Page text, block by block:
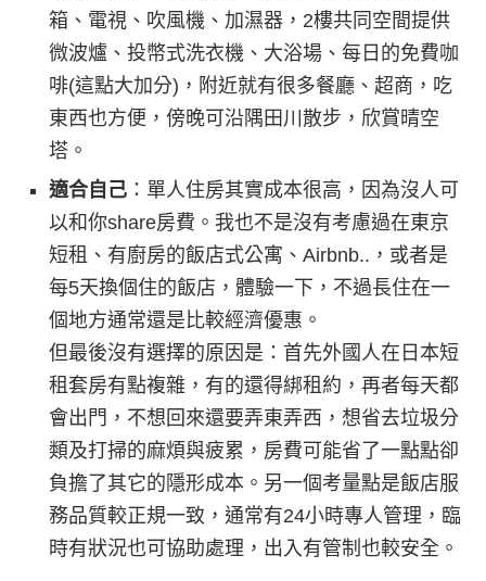
箱、電視、吹風機、加濕器，2樓共同空間提供
微波爐、投幣式洗衣機、大浴場、每日的免費咖
啡(這點大加分)，附近就有很多餐廳、超商，吃
東西也方便，傍晚可沿隅田川散步，欣賞晴空
塔。
適合自己 ：單人住房其實成本很高，因為沒人可
以和你share房費。我也不是沒有考慮過在東京
短租、有廚房的飯店式公寓、Airbnb..，或者是
每5天換個住的飯店，體驗一下，不過長住在一
個地方通常還是比較經濟優惠。
但最後沒有選擇的原因是：首先外國人在日本短
租套房有點複雜，有的還得綁租約，再者每天都
會出門，不想回來還要弄東弄西，想省去垃圾分
類及打掃的麻煩與疲累，房費可能省了一點點卻
負擔了其它的隱形成本。另一個考量點是飯店服
務品質較正規一致，通常有24小時專人管理，臨
時有狀況也可協助處理，出入有管制也較安全。